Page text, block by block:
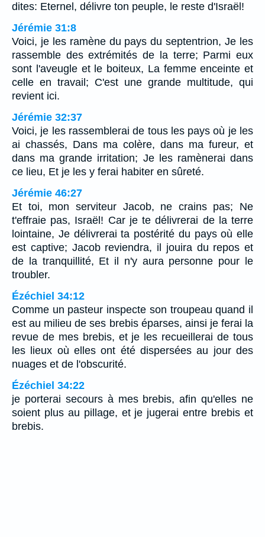
dites: Eternel, délivre ton peuple, le reste d'Israël!
Jérémie 31:8
Voici, je les ramène du pays du septentrion, Je les
rassemble des extrémités de la terre; Parmi eux
sont l'aveugle et le boiteux, La femme enceinte et
celle en travail; C'est une grande multitude, qui
revient ici.
Jérémie 32:37
Voici, je les rassemblerai de tous les pays où je les
ai chassés, Dans ma colère, dans ma fureur, et
dans ma grande irritation; Je les ramènerai dans
ce lieu, Et je les y ferai habiter en sûreté.
Jérémie 46:27
Et toi, mon serviteur Jacob, ne crains pas; Ne
t'effraie pas, Israël! Car je te délivrerai de la terre
lointaine, Je délivrerai ta postérité du pays où elle
est captive; Jacob reviendra, il jouira du repos et
de la tranquillité, Et il n'y aura personne pour le
troubler.
Ézéchiel 34:12
Comme un pasteur inspecte son troupeau quand il
est au milieu de ses brebis éparses, ainsi je ferai la
revue de mes brebis, et je les recueillerai de tous
les lieux où elles ont été dispersées au jour des
nuages et de l'obscurité.
Ézéchiel 34:22
je porterai secours à mes brebis, afin qu'elles ne
soient plus au pillage, et je jugerai entre brebis et
brebis.